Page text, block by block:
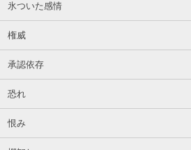
氷ついた感情
権威
承認依存
恐れ
恨み